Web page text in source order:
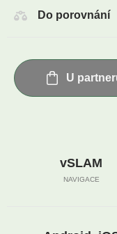
Do porovnání
U
vSLAM
NAVIGACE